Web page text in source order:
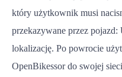
który użytkownik musi
przekazywane przez
lokalizację. Po powrocie
OpenBikessor do swojej